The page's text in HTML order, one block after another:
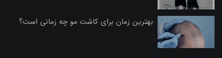
بهترین زمان برای کاشت مو چه زمانی است؟